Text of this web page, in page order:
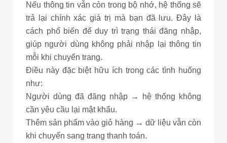
Nếu thông tin vẫn còn trong bộ nhớ, hệ thống sẽ
trả lại chính xác giá trị mà bạn đã lưu. Đây là
cách phổ biến để duy trì trạng thái đăng nhập,
giúp người dùng không phải nhập lại thông tin
mỗi khi chuyển trang.
Điều này đặc biệt hữu ích trong các tình huống
như:
Người dùng đã đăng nhập → hệ thống không
cần yêu cầu lại mật khẩu.
Thêm sản phẩm vào giỏ hàng → dữ liệu vẫn còn
khi chuyển sang trang thanh toán.